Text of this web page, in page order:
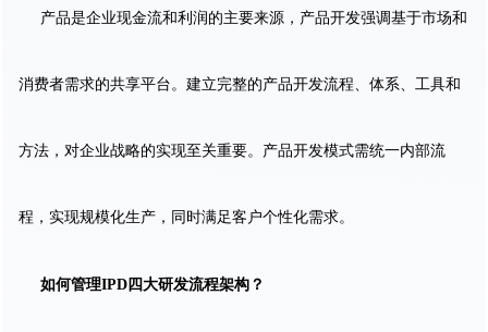
产品是企业现金流和利润的主要来源，产品开发强调基于市场和
消费者需求的共享平台。建立完整的产品开发流程、体系、工具和
方法，对企业战略的实现至关重要。产品开发模式需统一内部流
程，实现规模化生产，同时满足客户个性化需求。
如何管理IPD四大研发流程架构？